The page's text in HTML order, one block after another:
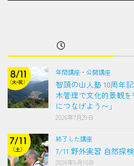
年間講座・公開講座
智頭の山人塾 10周年
木管理で文化的景観
につなげよう〜」
2026年7月29日
終了した講座
7/11 野外実習 自然探
2026年5月15日